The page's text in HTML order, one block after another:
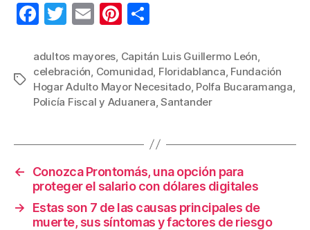
F
c
e
b
o
k
T
tt
er
E
ail
Pi
er
e
st
m
p
ar
Etiquetas
adultos mayores Capitán Luis Guillermo León
celebración Comunidad Floridablanca Fundación
Hogar Adulto Mayor Necesitado, Polfa Bucaramanga
Policía Fiscal y Aduanera ,Santander
←
Conozca Prontomás, una opción para
proteger el salario con dólares digitales
→
Estas son 7 de las causas principales de
muerte, sus síntomas y factores de riesgo